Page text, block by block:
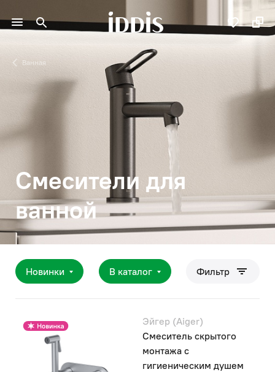
Ванная
Смесители для
ванной
Новинки В каталог Фильтр
Эйгер (Aiger)
Смеситель скрытого
монтажа с
гигиеническим душем